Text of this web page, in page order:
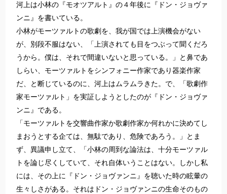
河上は小林の『モオツアルト』の４年後に『ドン・ジョヴァ
ンニ』を書いている。
小林がモーツァルトの歌劇を、我が国では上演機会がない
が、別段不服はない、「上演されても目をつぶって聞くだろ
うから。僕は、それで間違いないと思っている。」と鼻であ
しらい、モーツァルトをシンフォニー作家であり器楽作家
だ、と断じているのに、河上はムラムラきた。で、「歌劇作
家モーツァルト」を実証しようとしたのが『ドン・ジョヴァ
ンニ』である。
「モーツァルトを交響曲作家か歌劇作家か何れかに決めてし
まおうとする企ては、無駄であり、危険であろう。」とま
ず、異議申し立て、「小林の周到な論法は、十分モーツァル
トを論じ尽くしていて、それ自体いうことはない。しかし私
には、その上に『ドン・ジョヴァンニ』を聴いた時の眩暈の
生々しさがある。それはドン・ジョヴァンニの生命そのもの